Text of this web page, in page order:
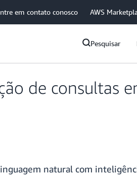
em contato conosco AWS
Pesquisar
de consultas
natural com